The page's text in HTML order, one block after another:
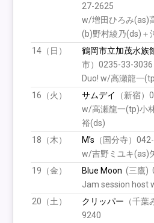
27-2625
w/増田ひろみ(as)
(b)野村綾乃(ds)＋
14（日）
鶴岡市立加茂水族
市）0235-33-3036
Duo! w/高瀬龍一
16（火）
サムデイ
（新宿
w/高瀬龍一(tp)小
裕(ds)
18（木）
M’s （国分寺）
w/吉野ミユキ(as)
19（金）
Blue Moon (三鷹)
Jam session host
20（土）
クリッパー （千
9240